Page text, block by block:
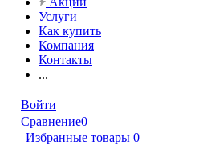
Услуги
Как купить
Компания
Контакты
...
Войти
Сравнение0
Избранные товары 0